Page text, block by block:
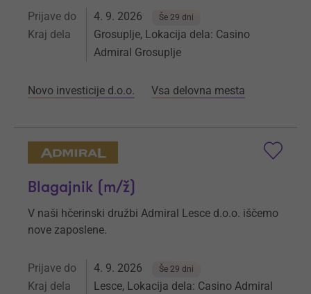
Prijave do 4. 9. 2026 Še 29 dni
Kraj dela
Grosuplje, Lokacija dela: Casino
Admiral Grosuplje
Novo investicije d.o.o. Vsa delovna mesta
Blagajnik (m/ž)
V naši hčerinski družbi Admiral Lesce d.o.o. iščemo
nove zaposlene.
Prijave do 4. 9. 2026 Še 29 dni
Kraj dela
Lesce, Lokacija dela: Casino Admiral